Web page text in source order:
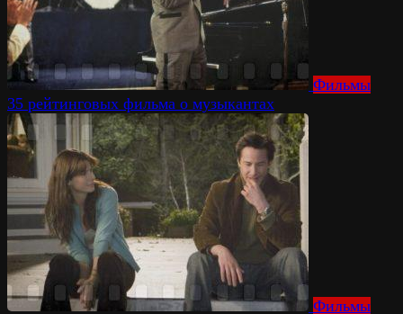
Фильмы
35 рейтинговых фильма о музыкантах
Фильмы